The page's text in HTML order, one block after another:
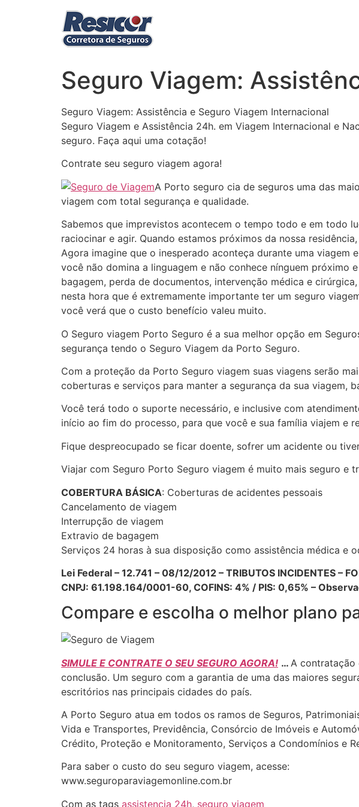
Seguro Viagem:
Seguro Viagem: Assistência e Seguro Viagem Internacional
Seguro Viagem e Assistência 24h. em Viagem Internacional e
seguro. Faça aqui uma cotação!
Contrate seu seguro viagem agora!
A Porto seguro cia de seguros uma das
viagem com total segurança e qualidade.
Sabemos que imprevistos acontecem o tempo todo e em todo
raciocinar e agir. Quando estamos próximos da nossa
Agora imagine que o inesperado aconteça durante uma viagem
você não domina a linguagem e não conhece nínguem
bagagem, perda de documentos, intervenção médica e
nesta hora que é extremamente importante ter um seguro
você verá que o custo benefício valeu muito.
O Seguro viagem Porto Seguro é a sua melhor opção em
segurança tendo o Seguro Viagem da Porto Seguro.
Com a proteção da Porto Seguro viagem suas viagens serão
coberturas e serviços para manter a segurança da sua viagem,
Você terá todo o suporte necessário, e inclusive com
início ao fim do processo, para que você e sua família viajem e
Fique despreocupado se ficar doente, sofrer um acidente ou
Viajar com Seguro Porto Seguro viagem é muito mais seguro e
COBERTURA BÁSICA: Coberturas de acidentes pessoais
Cancelamento de viagem
Interrupção de viagem
Extravio de bagagem
Serviços 24 horas à sua disposição como assistência médica e
Lei Federal – 12.741 – 08/12/2012 – TRIBUTOS INCIDENTES –
CNPJ: 61.198.164/0001-60, COFINS: 4% / PIS: 0,65% –
Compare e escolha o melhor plano
SIMULE E CONTRATE O SEU SEGURO AGORA! … A contratação
conclusão. Um seguro com a garantia de uma das maiores
escritórios nas principais cidades do país.
A Porto Seguro atua em todos os ramos de Seguros,
Vida e Transportes, Previdência, Consórcio de Imóveis e
Crédito, Proteção e Monitoramento, Serviços a Condomínios e
Para saber o custo do seu seguro viagem, acesse:
www.seguroparaviagemonline.com.br
Com as tags assistencia 24h, seguro viagem